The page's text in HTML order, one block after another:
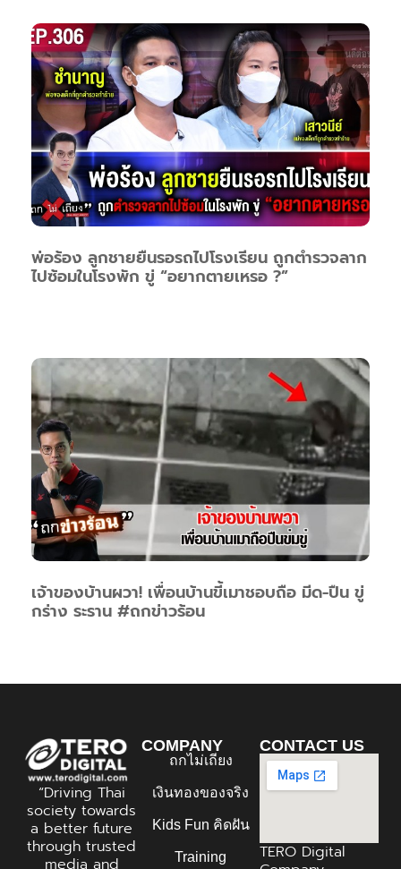
พ่อร้อง ลูกชายยืนรอรถไปโรงเรียน ถูกตำรวจลาก
ไปซ้อมในโรงพัก ขู่ “อยากตายเหรอ ?”
เจ้าของบ้านผวา! เพื่อนบ้านขี้เมาชอบถือ มีด-ปืน ขู่
กร่าง ระราน #ถกข่าวร้อน
“Driving Thai
society towards
a better future
through trusted
media and
COMPANY
ถกไม่เถียง
เงินทองของจริง
Kids Fun คิดฝัน
Training
CONTACT US
TERO Digital